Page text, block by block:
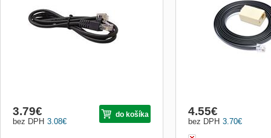
3.08€
bez DPH
3.79€ do košíka
3.70€
bez DPH
4.55€